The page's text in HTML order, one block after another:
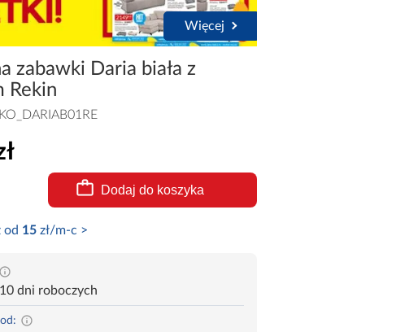
Więcej
zabawki Daria biała z
Rekin
KO_DARIAB01RE
Dodaj do koszyka
od 15zł/m-c >
dni roboczych